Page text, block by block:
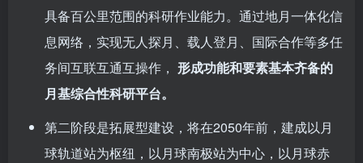
具备百公里范围的科研作业能力。通过地月一体化信
息网络，实现无人探月、载人登月、国际合作等多任
务间互联互通互操作， 形成功能和要素基本齐备的
月基综合性科研平台。
第二阶段是拓展型建设，将在2050年前，建成以月
球轨道站为枢纽，以月球南极站为中心，以月球赤